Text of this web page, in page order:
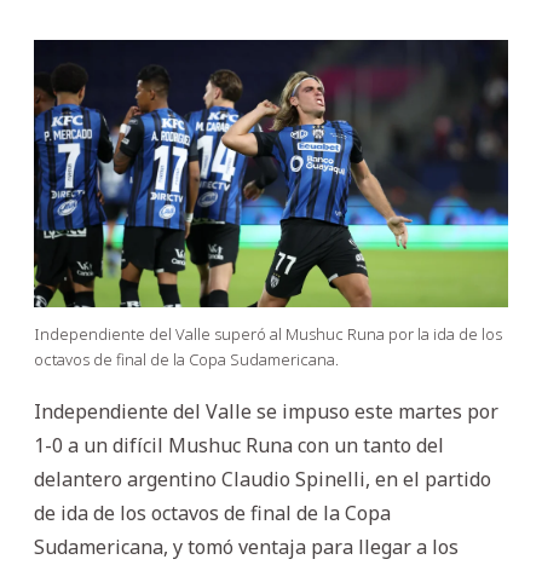
Independiente del Valle superó al Mushuc Runa por la ida de los
octavos de final de la Copa Sudamericana.
Independiente del Valle se impuso este martes por
1-0 a un difícil Mushuc Runa con un tanto del
delantero argentino Claudio Spinelli, en el partido
de ida de los octavos de final de la Copa
Sudamericana, y tomó ventaja para llegar a los